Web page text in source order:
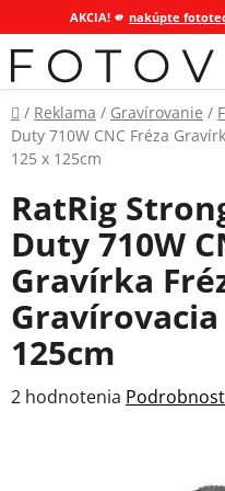
AKCIA! 🫵 nakúpte
Prejsť
na
obsah
Domov
/ Reklama / Gravírovanie /
Duty 710W CNC Fréza
125 x 125cm
RatRig
Duty 710W
Gravírka
125cm
Priemerné
2 hodnotenia